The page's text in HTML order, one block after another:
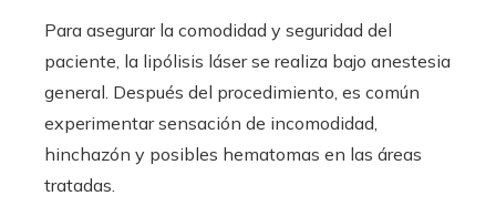
Para asegurar la comodidad y seguridad del
paciente, la lipólisis láser se realiza bajo anestesia
general. Después del procedimiento, es común
experimentar sensación de incomodidad,
hinchazón y posibles hematomas en las áreas
tratadas.